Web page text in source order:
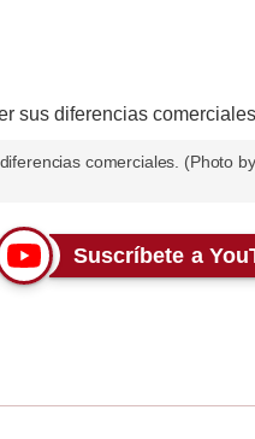
comerciales. (Photo
Suscríbete a